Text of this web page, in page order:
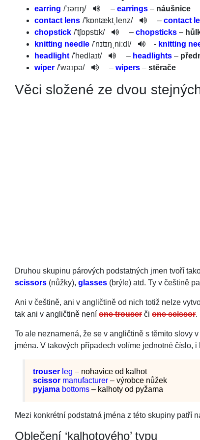
earring /'ɪərɪŋ/ – earrings – náušnice
contact lens /'kɒntæktˌl­enz/ – contact
chopstick /'tʃɒpstɪk/­ – chopsticks –
knitting needle /'nɪtɪŋˌn­i:dl / - knitting
headlight /'he­dlaɪt/ – headlights –
wiper /'waɪpə/ – wipers – stěrače
Věci složené ze dvou
Druhou skupinu párových podstatných jmen tvoří
scissors (nůžky), glasses (brýle) atd. Ty v češtině
Ani v češtině, ani v angličtině od nich totiž nelze
tak ani v angličtině není one trouser či one scissor.
To ale neznamená, že se v angličtině s těmito slovy
jména. V takových případech volíme jednotné číslo, i
trouser leg – nohavice od kalhot
scissor manufacturer – výrobce nůžek
pyjama bottoms – kalhoty od pyžama
Mezi konkrétní podstatná jména z této skupiny patří
Oblečení ‘kalhotového’ typu